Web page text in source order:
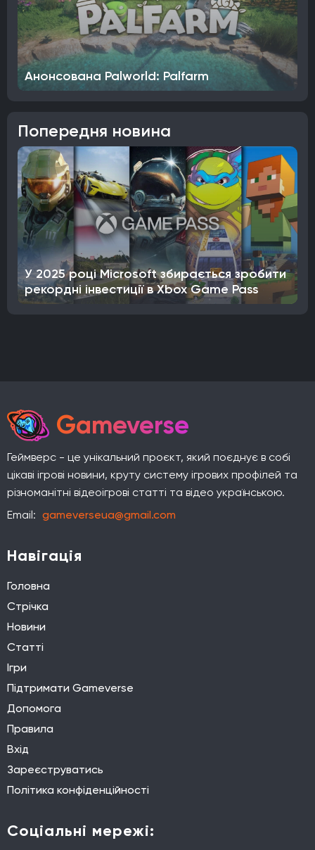
Анонсована Palworld: Palfarm
Попередня новина
У 2025 році Microsoft збирається зробити
рекордні інвестиції в Xbox Game Pass
Gameverse
Геймверс - це унікальний проєкт, який поєднує в собі
цікаві ігрові новини, круту систему ігрових профілей та
різноманітні відеоігрові статті та відео українською.
Email: gameverseua@gmail.com
Навігація
Головна
Стрічка
Новини
Статті
Ігри
Підтримати Gameverse
Допомога
Правила
Вхід
Зареєструватись
Політика конфіденційності
Соціальні мережі: